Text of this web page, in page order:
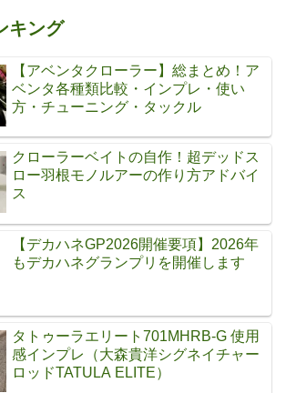
キング
【アベンタクローラー】総まとめ！ア
ベンタ各種類比較・インプレ・使い
方・チューニング・タックル
クローラーベイトの自作！超デッドス
ロー羽根モノルアーの作り方アドバイ
ス
【デカハネGP2026開催要項】2026年
もデカハネグランプリを開催します
タトゥーラエリート701MHRB-G 使用
感インプレ（大森貴洋シグネイチャー
ロッドTATULA ELITE）